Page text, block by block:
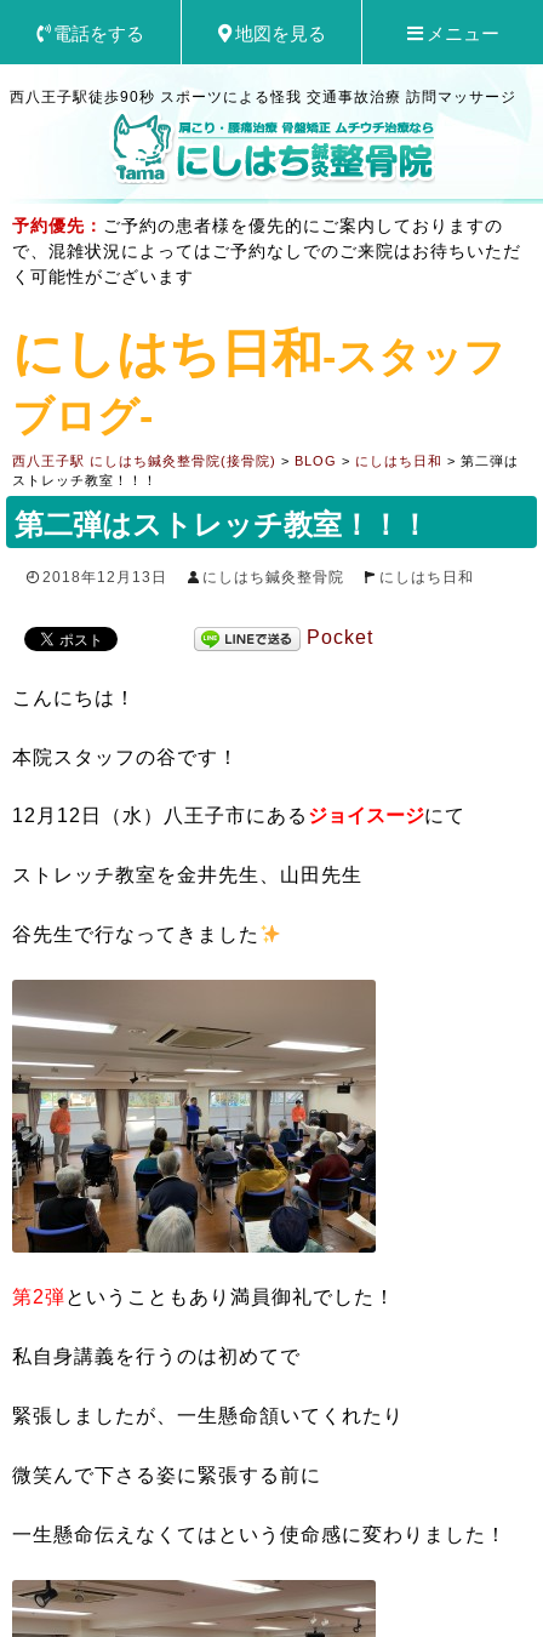
西八王子駅徒歩90秒 スポーツによる怪我 交通事故治療 訪問マッサージ
予約優先： ご予約の患者様を優先的にご案内しておりますの
で、混雑状況によってはご予約なしでのご来院はお待ちいただ
く可能性がございます
にしはち日和-スタッフ
ブログ-
西八王子駅 にしはち鍼灸整骨院(接骨院) > BLOG > にしはち日和 > 第二弾は
ストレッチ教室！！！
第二弾はストレッチ教室！！！
2018年12月13日 にしはち鍼灸整骨院 にしはち日和
Pocket
こんにちは！
本院スタッフの谷です！
12月12日（水）八王子市にある ジョイスージにて
ストレッチ教室を金井先生、山田先生
谷先生で行なってきました
第2弾ということもあり満員御礼でした！
私自身講義を行うのは初めてで
緊張しましたが、一生懸命頷いてくれたり
微笑んで下さる姿に緊張する前に
一生懸命伝えなくてはという使命感に変わりました！
電話をする 地図を見る メニュー